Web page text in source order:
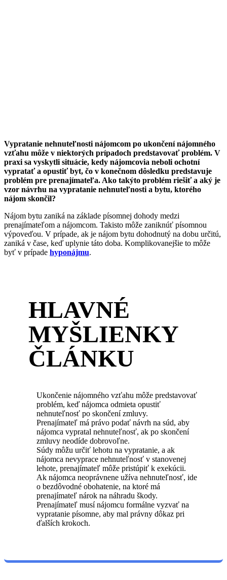
Vypratanie nehnuteľnosti nájomcom po ukončení nájomného
vzťahu môže v niektorých prípadoch predstavovať problém. V
praxi sa vyskytli situácie, kedy nájomcovia neboli ochotní
vypratať a opustiť byt, čo v konečnom dôsledku predstavuje
problém pre prenajímateľa. Ako takýto problém riešiť a aký je
vzor návrhu na vypratanie nehnuteľnosti a bytu, ktorého
nájom skončil?
Nájom bytu zaniká na základe písomnej dohody medzi
prenajímateľom a nájomcom. Takisto môže zaniknúť písomnou
výpoveďou. V prípade, ak je nájom bytu dohodnutý na dobu určitú,
zaniká v čase, keď uplynie táto doba. Komplikovanejšie to môže
byť v prípade hyponájmu.
HLAVNÉ
MYŠLIENKY
ČLÁNKU
Ukončenie nájomného vzťahu môže predstavovať
problém, keď nájomca odmieta opustiť
nehnuteľnosť po skončení zmluvy.
Prenajímateľ má právo podať návrh na súd, aby
nájomca vypratal nehnuteľnosť, ak po skončení
zmluvy neodíde dobrovoľne.
Súdy môžu určiť lehotu na vypratanie, a ak
nájomca nevyprace nehnuteľnosť v stanovenej
lehote, prenajímateľ môže pristúpiť k exekúcii.
Ak nájomca neoprávnene užíva nehnuteľnosť, ide
o bezdôvodné obohatenie, na ktoré má
prenajímateľ nárok na náhradu škody.
Prenajímateľ musí nájomcu formálne vyzvať na
vypratanie písomne, aby mal právny dôkaz pri
ďalších krokoch.